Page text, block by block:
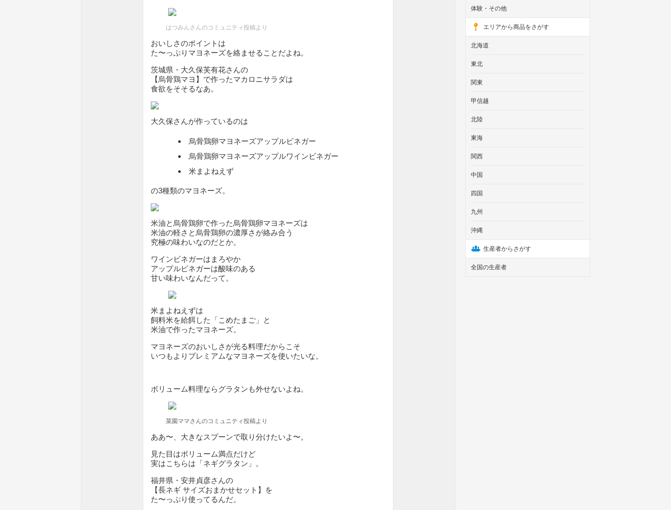
はつみんさんのコミュニティ投稿より
おいしさのポイントは
た〜っぷりマヨネーズを絡ませることだよね。
茨城県・大久保芙有花さんの
【烏骨鶏マヨ】で作ったマカロニサラダは
食欲をそそるなあ。
大久保さんが作っているのは
烏骨鶏卵マヨネーズアップルビネガー
烏骨鶏卵マヨネーズアップルワインビネガー
米まよねえず
の3種類のマヨネーズ。
米油と烏骨鶏卵で作った烏骨鶏卵マヨネーズは
米油の軽さと烏骨鶏卵の濃厚さが絡み合う
究極の味わいなのだとか。
ワインビネガーはまろやか
アップルビネガーは酸味のある
甘い味わいなんだって。
米まよねえずは
飼料米を給餌した「こめたまご」と
米油で作ったマヨネーズ。
マヨネーズのおいしさが光る料理だからこそ
いつもよりプレミアムなマヨネーズを使いたいな。
ボリューム料理ならグラタンも外せないよね。
菜園ママさんのコミュニティ投稿より
ああ〜、大きなスプーンで取り分けたいよ〜。
見た目はボリューム満点だけど
実はこちらは「ネギグラタン」。
福井県・安井貞彦さんの
【長ネギ サイズおまかせセット】を
た〜っぷり使ってるんだ。
体験・その他
エリアから商品をさがす
北海道
東北
関東
甲信越
北陸
東海
関西
中国
四国
九州
沖縄
生産者からさがす
全国の生産者